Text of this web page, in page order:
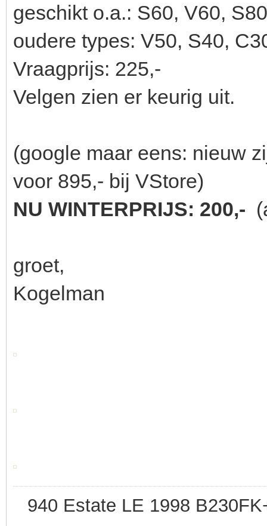
geschikt o.a.: S60, V60,
oudere types: V50, S40,
Vraagprijs: 225,-
Velgen zien er keurig uit.
(google maar eens: nieuw
voor 895,- bij VStore)
NU WINTERPRIJS: 200,-
groet,
Kogelman
940 Estate LE 1998